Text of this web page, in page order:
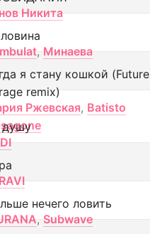
Никита
, Минаева
я стану кошкой (Future
remix)
Ржевская, Batisto
душу
нечего ловить
, Subwave